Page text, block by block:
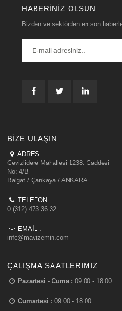
HABERINIZ OLSUN
Bizden ve sektörden en son
BIZE ULAŞIN
ADRES :
Cevizlidere Mahallesi 1238. Caddesi
No: 4/B
Balgat / Çankaya / ANKARA
TELEFON :
0 (312) 473 36 32
EMAIL :
info@mavizemin.com
ÇALIŞMA SAATLERIMIZ
Pazartesi - Cuma : 09:00 - 18:00
Cumartesi : 09:00 - 18:00